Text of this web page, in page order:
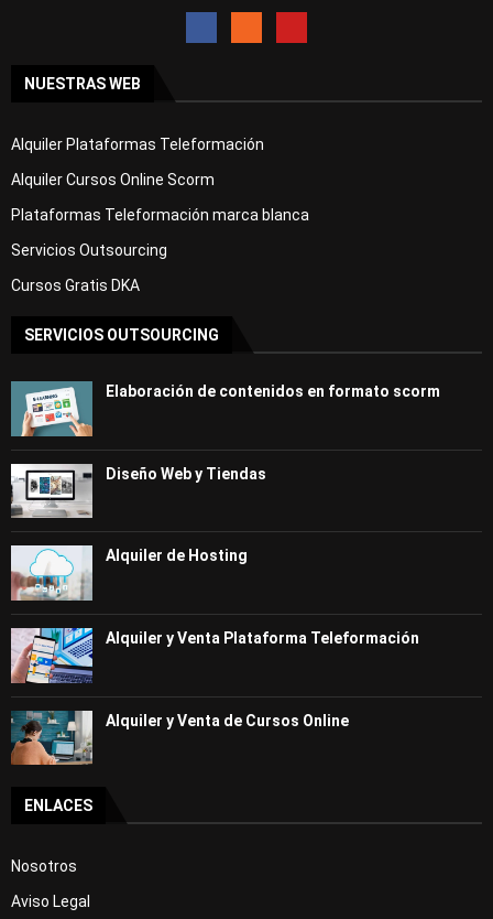
NUESTRAS WEB
Alquiler Plataformas Teleformación
Alquiler Cursos Online Scorm
Plataformas Teleformación marca blanca
Servicios Outsourcing
Cursos Gratis DKA
SERVICIOS OUTSOURCING
Elaboración de contenidos en formato scorm
Diseño Web y Tiendas
Alquiler de Hosting
Alquiler y Venta Plataforma Teleformación
Alquiler y Venta de Cursos Online
ENLACES
Nosotros
Aviso Legal